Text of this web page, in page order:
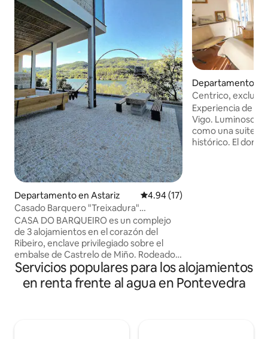
Departamento en Astariz Calificación promedio: 4.94 de
4.94 (17)
Casado Barquero "Treixadura"
Bodegas•Termas•Ourense
CASA DO BARQUEIRO es un complejo
de 3 alojamientos en el corazón del
Ribeiro, enclave privilegiado sobre el
embalse de Castrelo de Miño. Rodeado
de viñedos, bodegas y aguas termales.
TREIXADURA ofrece 3 dormitorios, con
baños privados, salón y cocina equipada.
Departamento en
Centrico,
puerto.Islas Cíes
Experiencia de
Vigo. Luminoso
como una suite
histórico. El
Servicios populares para los alojamientos
en renta frente al agua en Pontevedra